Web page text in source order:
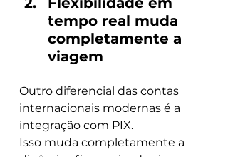
tempo real muda
completamente a
viagem
Outro diferencial das contas
internacionais modernas é a
integração com PIX.
Isso muda completamente a